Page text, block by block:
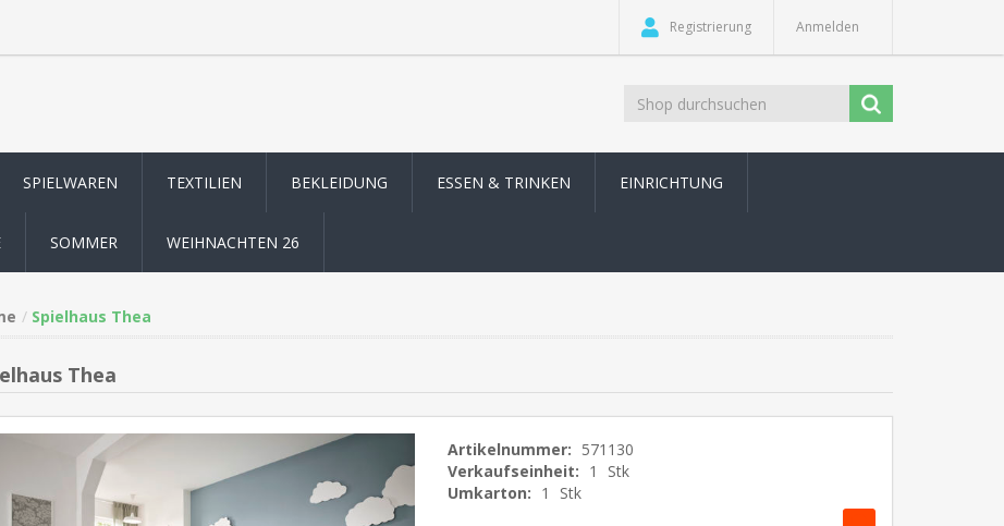
Registrierung Anmelden
SPIELWAREN TEXTILIEN BEKLEIDUNG ESSEN & TRINKEN EINRICHTUNG
SOMMER WEIHNACHTEN 26
Spielhaus Thea
Thea
Artikelnummer: 571130
Verkaufseinheit: 1
Stk
Umkarton: 1 Stk